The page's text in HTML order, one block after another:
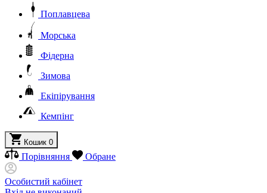
Поплавцева
Морська
Фідерна
Зимова
Екіпірування
Кемпінг
Кошик 0
Порівняння Обране
Особистий кабінет